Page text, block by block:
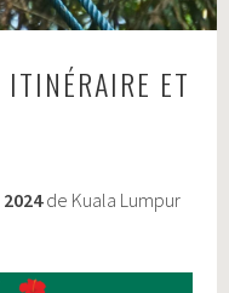
ET
de Kuala Lumpur